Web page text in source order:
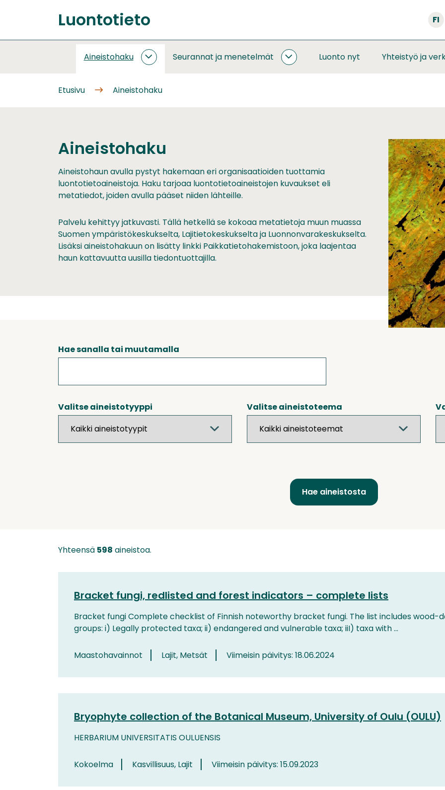
sisältöön
Etusivu
Luontotieto FI
Aineistohaku
AINEISTOHAKU
Seurannat ja menetelmät
SEURANNATLuonto nyt Yhteistyö ja
Etusivu Aineistohaku
Aineistohaku
Aineistohaun avulla pystyt hakemaan eri organisaatioiden tuottamia
luontotietoaineistoja. Haku tarjoaa luontotietoaineistojen kuvaukset eli
metatiedot, joiden avulla pääset niiden lähteille.
Palvelu kehittyy jatkuvasti. Tällä hetkellä se kokoaa metatietoja muun muassa
Suomen ympäristökeskukselta, Lajitietokeskukselta ja Luonnonvarakeskukselta.
Lisäksi aineistohakuun on lisätty linkki Paikkatietohakemistoon, joka laajentaa
haun kattavuutta uusilla tiedontuottajilla.
Hae sanalla tai muutamalla
Valitse aineistotyyppi Valitse aineistoteema
Yhteensä 598 aineistoa.
Bracket fungi, redlisted and forest indicators – complete lists
Bracket fungi Complete checklist of Finnish noteworthy bracket fungi. The list includes
groups: i) Legally protected taxa; ii) endangered and vulnerable taxa; iiI) taxa with ...
Maastohavainnot Lajit, Metsät Viimeisin päivitys: 18.06.2024
Bryophyte collection of the Botanical Museum, University of Oulu (OULU)
HERBARIUM UNIVERSITATIS OULUENSIS
Kokoelma Kasvillisuus, Lajit Viimeisin päivitys: 15.09.2023